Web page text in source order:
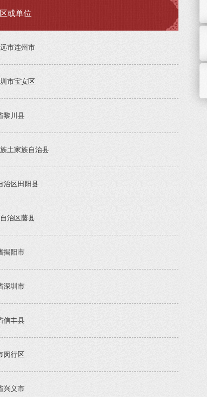
或单位
市连州市
市宝安区
黎川县
土家族自治县
治区田阳县
治区藤县
揭阳市
深圳市
信丰县
闵行区
兴义市